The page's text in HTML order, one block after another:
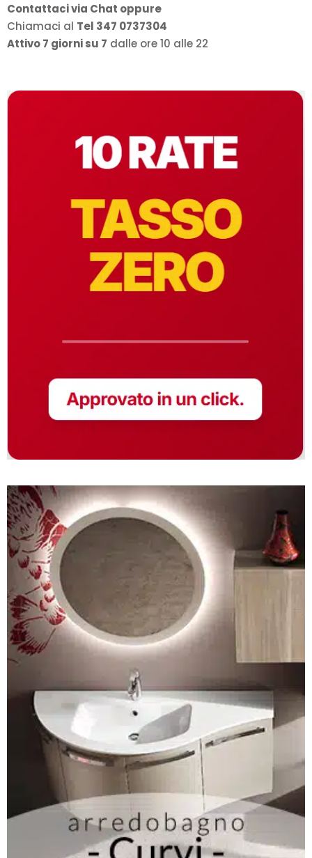
Contattaci via Chat oppure
Chiamaci al Tel 347 0737304
Attivo 7 giorni su 7 dalle ore 10 alle 22